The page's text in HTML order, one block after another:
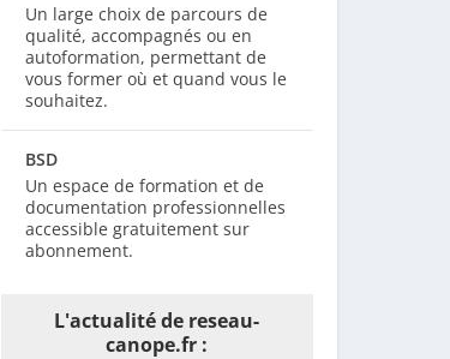
Un large choix de parcours de
qualité, accompagnés ou en
autoformation, permettant de
vous former où et quand vous le
souhaitez.
BSD
Un espace de formation et de
documentation professionnelles
accessible gratuitement sur
abonnement.
L'actualité de reseau-
canope.fr :